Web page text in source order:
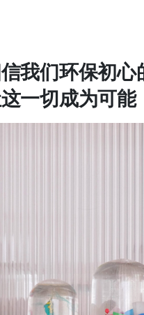
我们环保初心
一切成为可能